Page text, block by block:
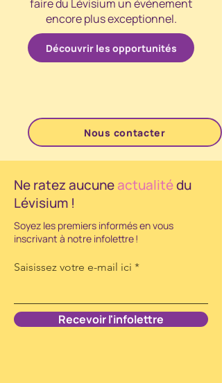
faire du Lévisium un événement
encore plus exceptionnel.
Découvrir les opportunités
Nous contacter
Ne ratez aucuneactualitédu
Lévisium !
Soyez les premiers informés en vous
inscrivant à notre infolettre !
Saisissez votre e-mail ici
Recevoir l'infolettre